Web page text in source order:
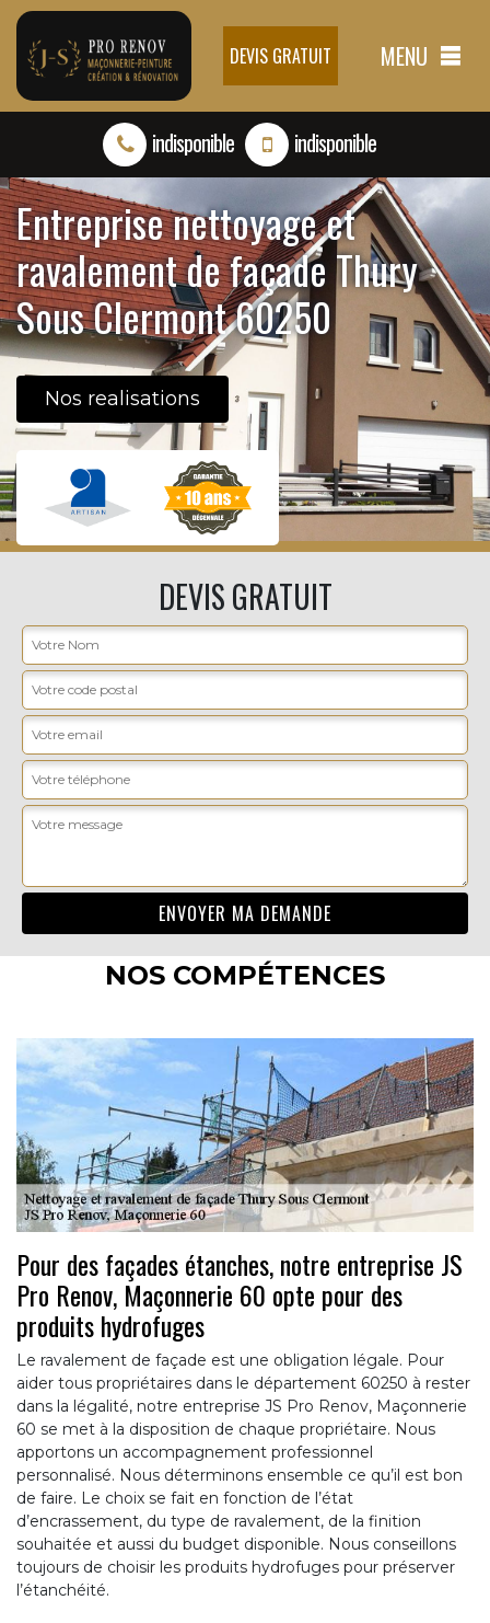
DEVIS GRATUIT MENU
indisponible indisponible
Entreprise nettoyage et
ravalement de façade Thury
Sous Clermont 60250
Nos realisations
DEVIS GRATUIT
NOS COMPÉTENCES
Pour des façades étanches, notre entreprise JS
Pro Renov, Maçonnerie 60 opte pour des
produits hydrofuges
Le ravalement de façade est une obligation légale. Pour
aider tous propriétaires dans le département 60250 à rester
dans la légalité, notre entreprise JS Pro Renov, Maçonnerie
60 se met à la disposition de chaque propriétaire. Nous
apportons un accompagnement professionnel
personnalisé. Nous déterminons ensemble ce qu’il est bon
de faire. Le choix se fait en fonction de l’état
d’encrassement, du type de ravalement, de la finition
souhaitée et aussi du budget disponible. Nous conseillons
toujours de choisir les produits hydrofuges pour préserver
l’étanchéité.